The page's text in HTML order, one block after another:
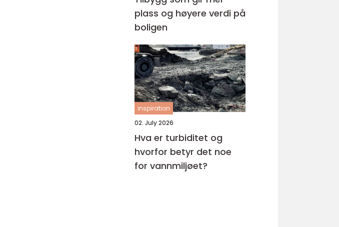
plass og høyere verdi på
boligen
inspiration
02. July 2026
Hva er turbiditet og
hvorfor betyr det noe
for vannmiljøet?